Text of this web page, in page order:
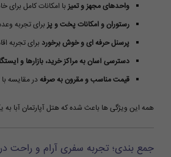
واحدهای مجهز و تمیزبا امکانات کامل برای
رستوران و امکانات پخت و پزبرای تجربه
پرسنل حرفه ای و خوش برخورد برای تجربه
دسترسی آسان به مراکز خرید، بازارها و
قیمت مناسب و مقرون به صرفهدر مقایسه
همه این ویژگی ها باعث شده که هتل آپارتمان آبا به
جمع بندی؛ تجربه سفری آرام و راحت در